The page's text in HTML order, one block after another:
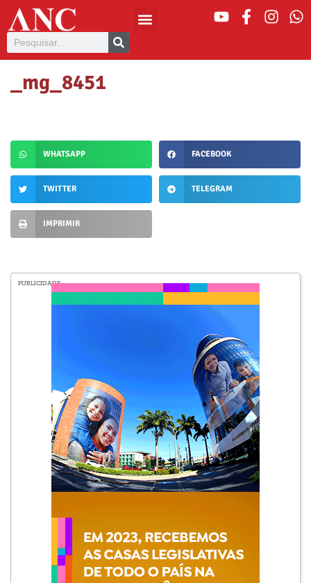
_mg_8451
WHATSAPP FACEBOOK
TWITTER TELEGRAM
IMPRIMIR
PUBLICIDADE